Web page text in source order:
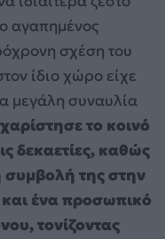
αγαπημένος
σχέση του
ίδιο χώρο είχε
μεγάλη συναυλία
το κοινό
δεκαετίες, καθώς
συμβολή της στην
ένα προσωπικό
τονίζοντας